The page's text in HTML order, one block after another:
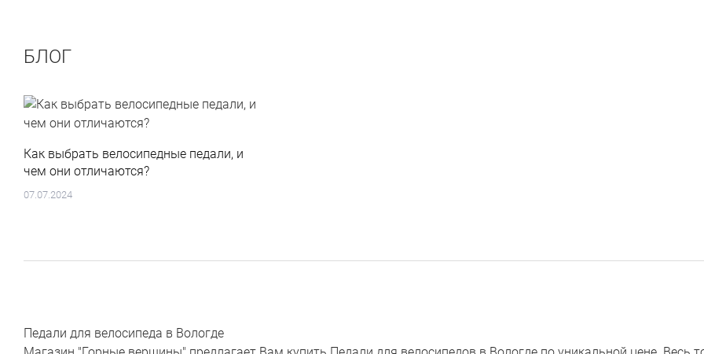
БЛОГ
Как выбрать велосипедные педали, и
чем они отличаются?
07.07.2024
Педали для велосипеда в Вологде